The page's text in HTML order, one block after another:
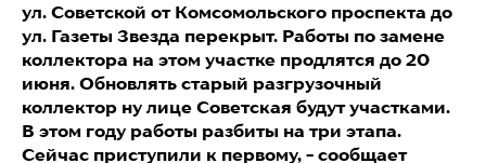
ул. Советской от Комсомольского проспекта до
ул. Газеты Звезда перекрыт. Работы по замене
коллектора на этом участке продлятся до 20
июня. Обновлять старый разгрузочный
коллектор ну лице Советская будут участками.
В этом году работы разбиты на три этапа.
Сейчас приступили к первому, - сообщает